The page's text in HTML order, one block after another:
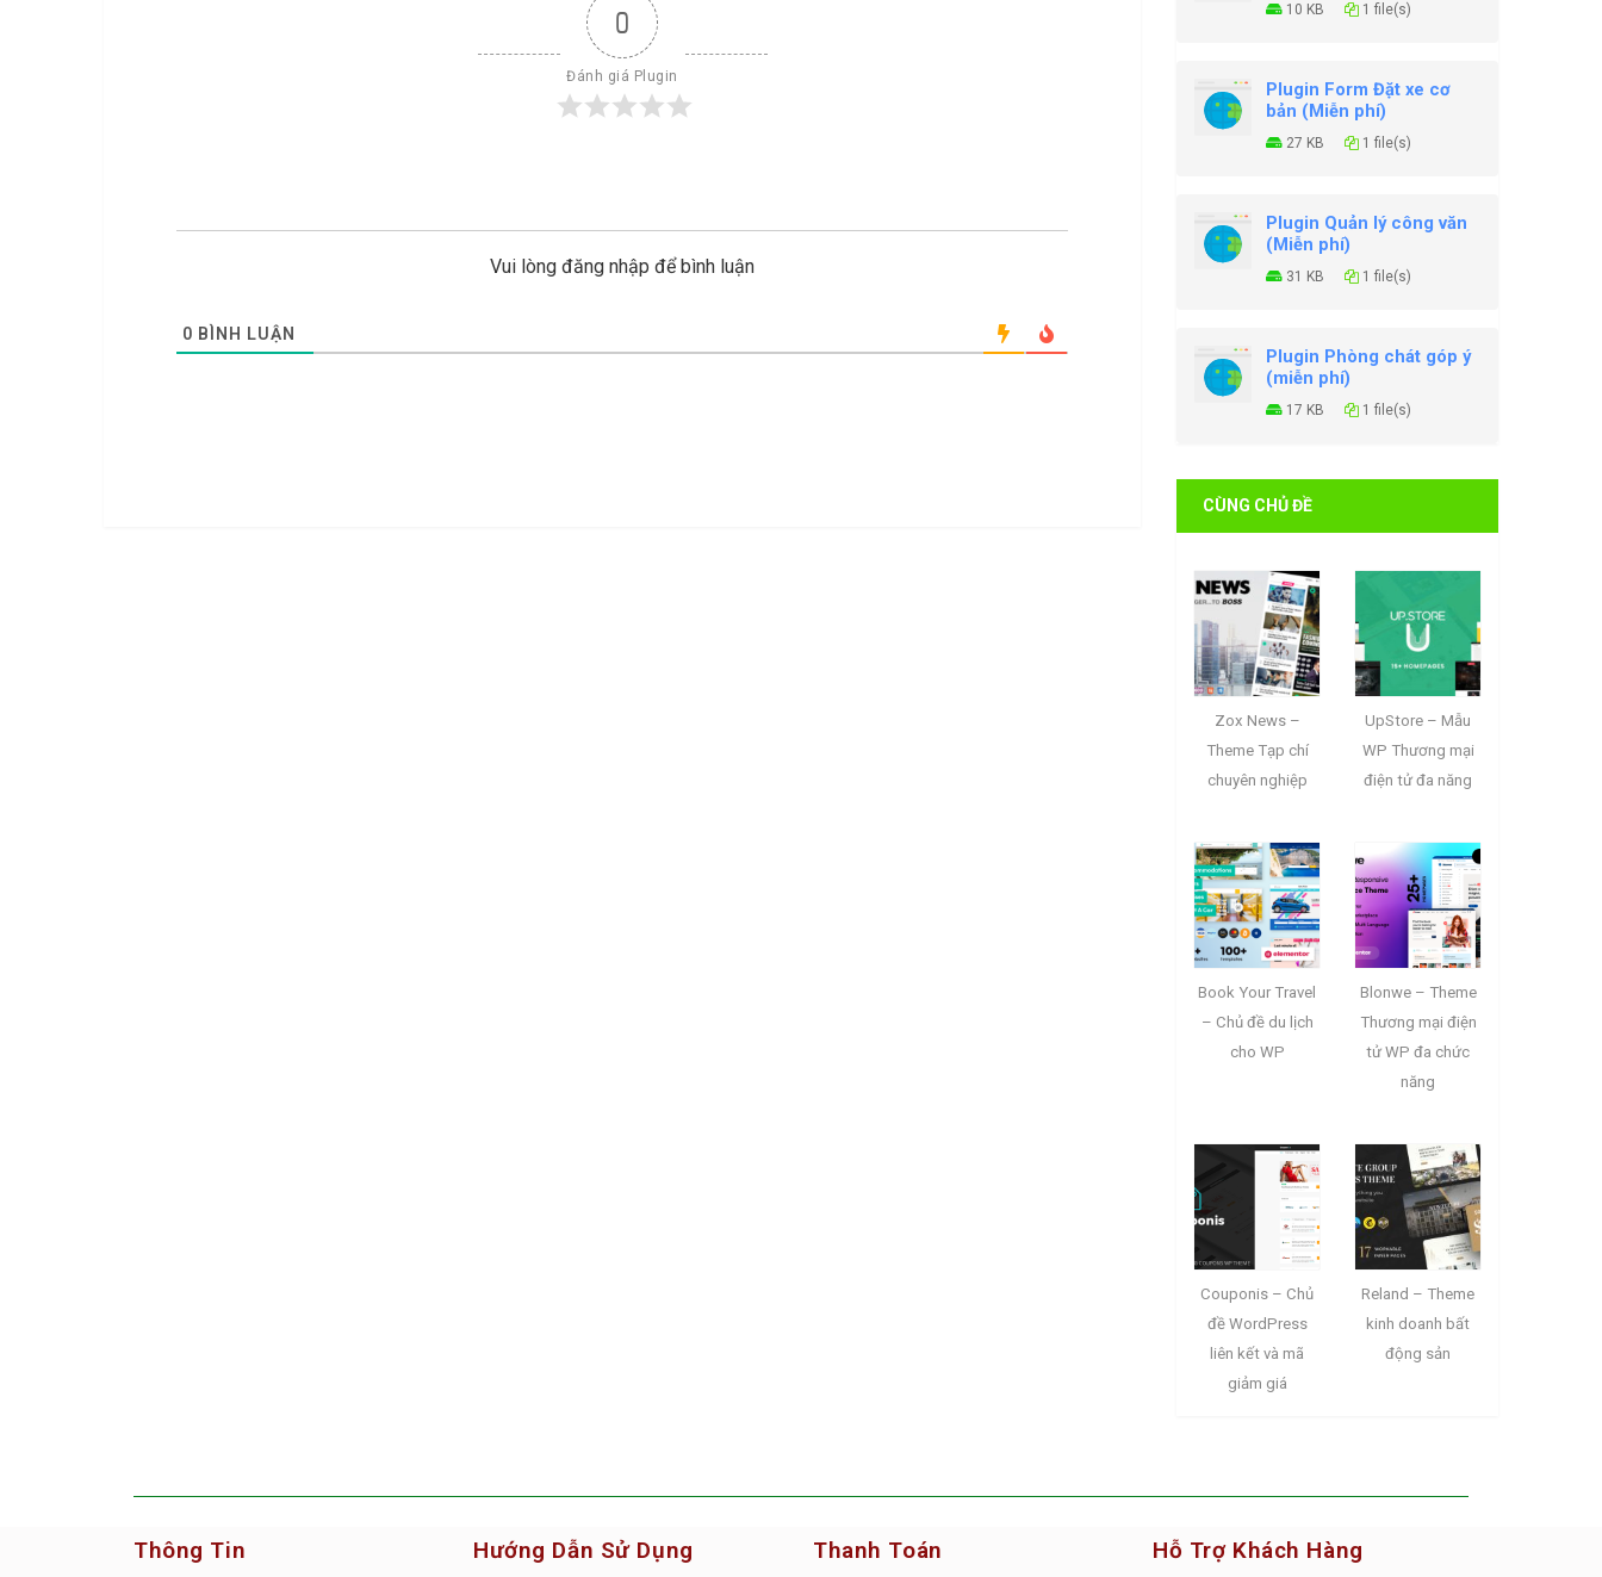
0
Đánh giá Plugin
Vui lòng đăng nhập để bình luận
0 BÌNH LUẬN
10 KB 1 file(s)
Plugin Form Đặt xe cơ
bản (Miễn phí)
27 KB 1 file(s)
Plugin Quản lý công văn
(Miễn phí)
31 KB 1 file(s)
Plugin Phòng chát góp ý
(miễn phí)
17 KB 1 file(s)
CÙNG CHỦ ĐỀ
Zox News –
Theme Tạp chí
chuyên nghiệp
UpStore – Mẫu
WP Thương mại
điện tử đa năng
Book Your Travel
– Chủ đề du lịch
cho WP
Blonwe – Theme
Thương mại điện
tử WP đa chức
năng
Couponis – Chủ
đề WordPress
liên kết và mã
giảm giá
Reland – Theme
kinh doanh bất
động sản
Thông Tin Hướng Dẫn Sử Dụng Thanh Toán Hỗ Trợ Khách Hàng